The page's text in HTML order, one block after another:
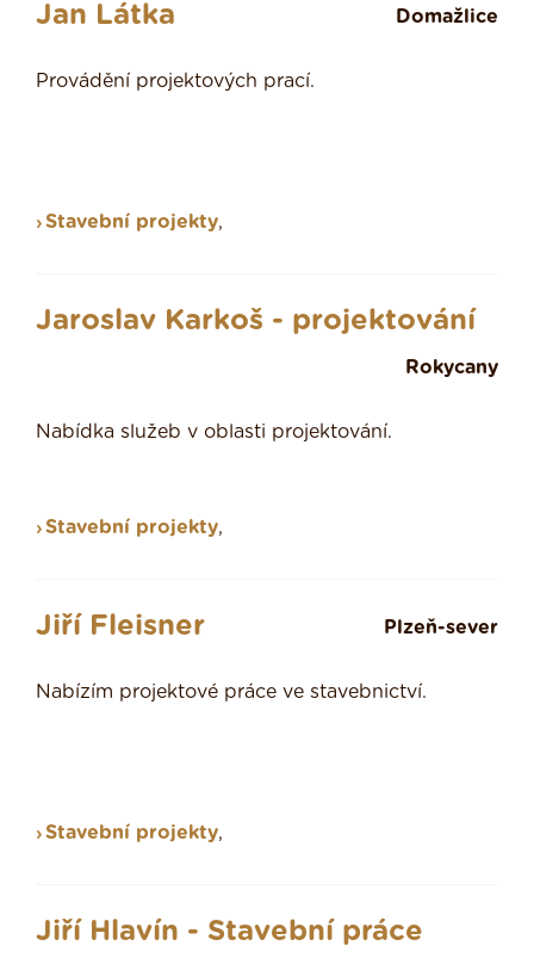
Jan Látka Domažlice
Provádění projektových prací.
Stavební projekty,
Jaroslav Karkoš - projektování
Rokycany
Nabídka služeb v oblasti projektování.
Stavební projekty,
Jiří Fleisner Plzeň-sever
Nabízím projektové práce ve stavebnictví.
Stavební projekty,
Jiří Hlavín - Stavební práce